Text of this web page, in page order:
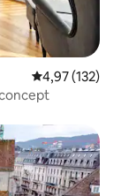
Gemiddelde
4,97 (132)